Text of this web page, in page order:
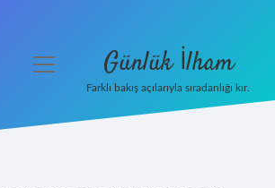
menüyü
Günlük İlham
Farklı bakış açılarıyla sıradanlığı kır.